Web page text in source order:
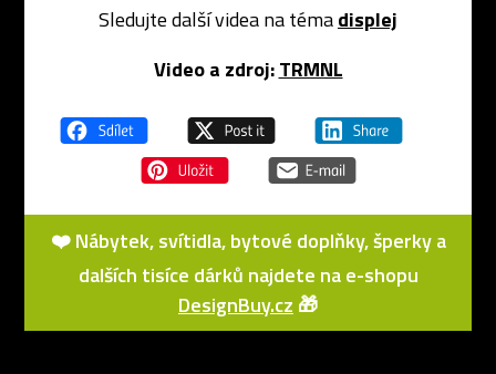
Sledujte další videa na témadisplej
Video a zdroj: TRMNL
❤️ Nábytek, svítidla, bytové doplňky, šperky a
dalších tisíce dárků najdete na e-shopu
DesignBuy.cz 🎁